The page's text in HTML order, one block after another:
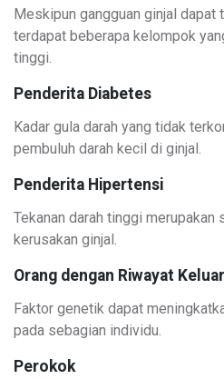
Meskipun gangguan ginjal dapat
terdapat beberapa kelompok
tinggi.
Penderita Diabetes
Kadar gula darah yang tidak
pembuluh darah kecil di ginjal.
Penderita Hipertensi
Tekanan darah tinggi merupakan
kerusakan ginjal.
Orang dengan Riwayat
Faktor genetik dapat
pada sebagian individu.
Perokok